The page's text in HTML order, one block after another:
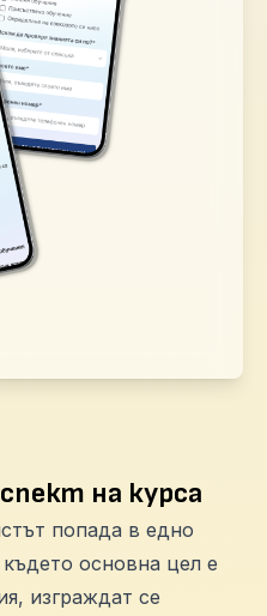
на курса
попада в едно
основна цел е
изграждат се